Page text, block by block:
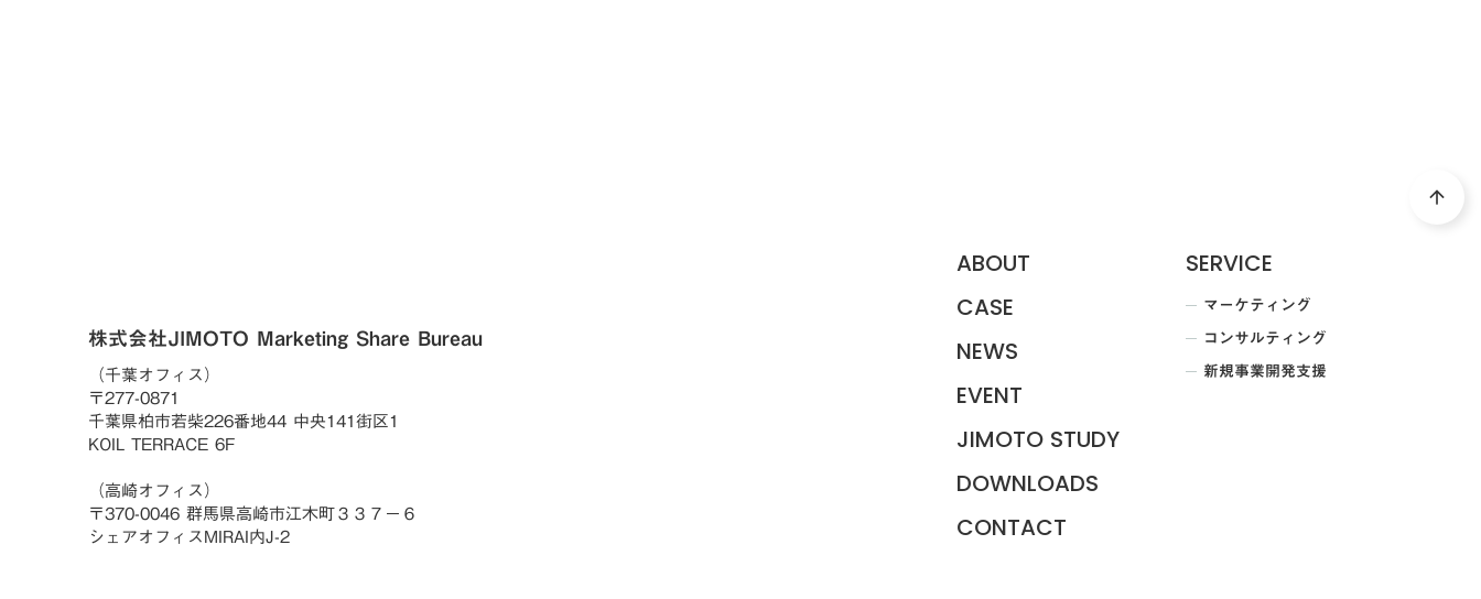
株式会社JIMOTO Marketing Share Bureau
（千葉オフィス）
〒277-0871
千葉県柏市若柴226番地44 中央141街区1
KOIL TERRACE 6F
（高崎オフィス）
〒370-0046 群馬県高崎市江木町３３７−６
シェアオフィスMIRAI内J-2
ABOUT
CASE
NEWS
EVENT
JIMOTO STUDY
DOWNLOADS
CONTACT
SERVICE
マーケティング
コンサルティング
新規事業開発支援
arrow_upward